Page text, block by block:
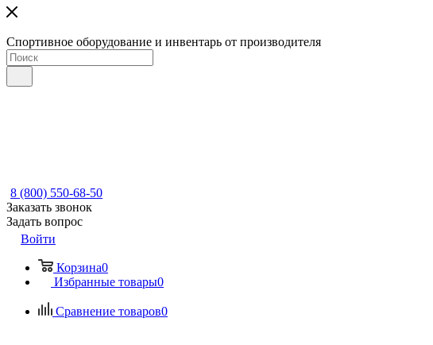
Спортивное оборудование и инвентарь от производителя
8 (800) 550-68-50
Заказать звонок
Задать вопрос
Войти
Корзина0
Избранные товары0
Сравнение товаров0